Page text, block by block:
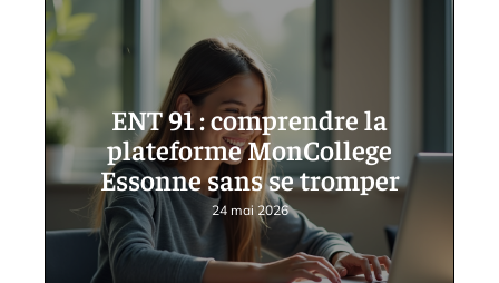
ENT 91 : comprendre la
plateforme MonCollege
Essonne sans se tromper
24 mai 2026